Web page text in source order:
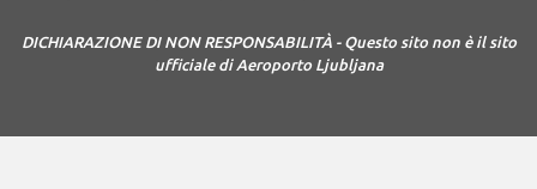
DICHIARAZIONE DI NON RESPONSABILITÀ - Questo sito non è il sito
ufficiale di Aeroporto Ljubljana